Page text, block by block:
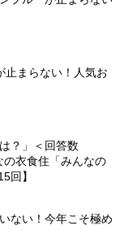
止まらない！人気お
？」＜回答数
衣食住「みんなの
回】
ない！今年こそ極め